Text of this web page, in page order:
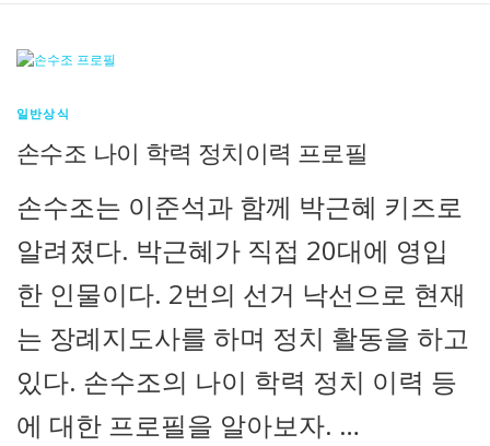
일반상식
손수조 나이 학력 정치이력 프로필
손수조는 이준석과 함께 박근혜 키즈로
알려졌다. 박근혜가 직접 20대에 영입
한 인물이다. 2번의 선거 낙선으로 현재
는 장례지도사를 하며 정치 활동을 하고
있다. 손수조의 나이 학력 정치 이력 등
에 대한 프로필을 알아보자. …